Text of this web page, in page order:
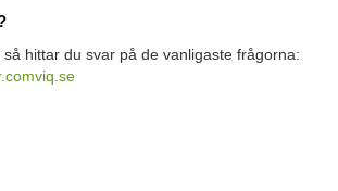
hittar du svar på de vanligaste frågorna: